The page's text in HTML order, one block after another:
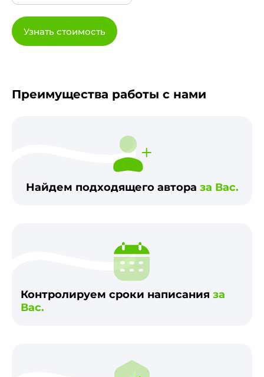
Узнать стоимость
Преимущества работы с нами
Найдем подходящего автора за Вас.
Контролируем сроки написания за
Вас.